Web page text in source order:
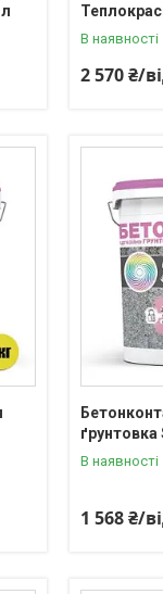
В наявності
2 570 ₴/
ґрунтовка
В наявності
1 568 ₴/